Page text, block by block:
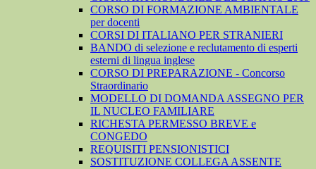
CORSO DI FORMAZIONE AMBIENTALE
per docenti
CORSI DI ITALIANO PER STRANIERI
BANDO di selezione e reclutamento di esperti
esterni di lingua inglese
CORSO DI PREPARAZIONE - Concorso
Straordinario
MODELLO DI DOMANDA ASSEGNO PER
IL NUCLEO FAMILIARE
RICHESTA PERMESSO BREVE e
CONGEDO
REQUISITI PENSIONISTICI
SOSTITUZIONE COLLEGA ASSENTE